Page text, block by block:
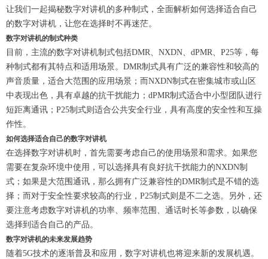
让我们一起揭秘数字对讲机的多种制式，全面解析如何选择适合自己
的数字对讲机，让您在选择时不再迷茫。
数字对讲机的制式种类
目前，主流的数字对讲机制式包括DMR、NXDN、dPMR、P25等，每
种制式都有其特点和适用场景。DMR制式具有广泛的兼容性和较高的
声音质量，适合大范围的应用场景；而NXDN制式在密集城市或山区
中表现出色，具有卓越的抗干扰能力；dPMR制式适合中小型团队进行
短距离通讯；P25制式则适合公共安全行业，具有高度的安全性和互操
作性。
如何选择适合自己的数字对讲机
在选择数字对讲机时，首先需要考虑自己的使用场景和需求。如果您
需要在复杂环境中使用，可以选择具有良好抗干扰能力的NXDN制
式；如果是大范围通讯，那么拥有广泛兼容性的DMR制式是不错的选
择；而对于安全性要求较高的行业，P25制式则是不二之选。另外，还
要注意考虑数字对讲机的功率、频率范围、通话时长等参数，以确保
选择到适合自己的产品。
数字对讲机的未来发展趋势
随着5G技术的逐渐普及和应用，数字对讲机也将迎来新的发展机遇。